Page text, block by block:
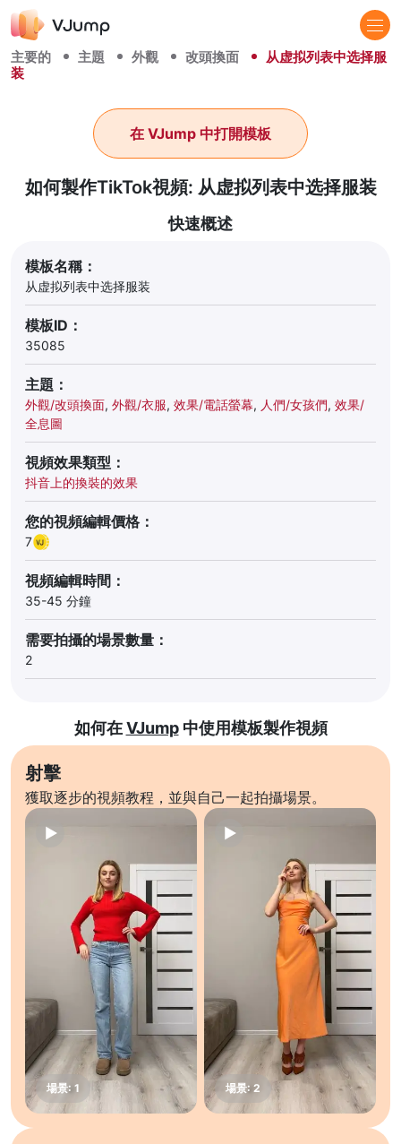
主要的 主題 外觀 改頭換面
从虚拟列表中选择服
装
如何製作TikTok視頻: 从虚拟列表中选择服装
在 VJump 中打開模板
快速概述
模板名稱：
从虚拟列表中选择服装
模板ID：
35085
主題：
外觀/改頭換面, 外觀/衣服, 效果/電話螢幕, 人們/女孩們, 效果/
全息圖
視頻效果類型：
抖音上的換裝的效果
您的視頻編輯價格：
7
視頻編輯時間：
35-45 分鐘
需要拍攝的場景數量：
2
如何在VJump中使用模板製作視頻
射擊
獲取逐步的視頻教程，並與自己一起拍攝場景。